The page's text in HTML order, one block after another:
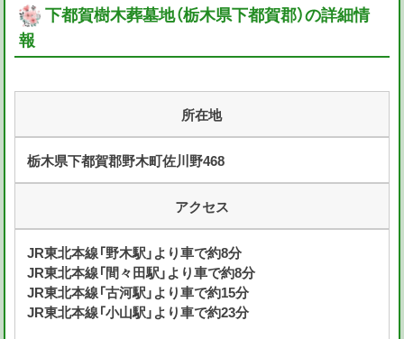
下都賀樹木葬墓地（栃木県下都賀郡）の詳細情
報
所在地
栃木県下都賀郡野木町佐川野468
アクセス
JR東北本線「野木駅」より車で約8分
JR東北本線「間々田駅」より車で約8分
JR東北本線「古河駅」より車で約15分
JR東北本線「小山駅」より車で約23分